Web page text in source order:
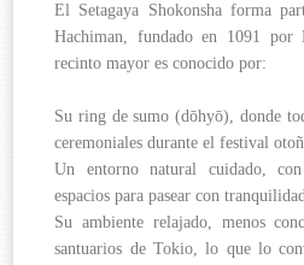
El Setagaya Shokonsha forma
Hachiman, fundado en 1091
recinto mayor es conocido por:
Su ring de sumo (dōhyō), donde
ceremoniales durante el festival
Un entorno natural cuidado,
espacios para pasear con
Su ambiente relajado, menos
santuarios de Tokio, lo que lo